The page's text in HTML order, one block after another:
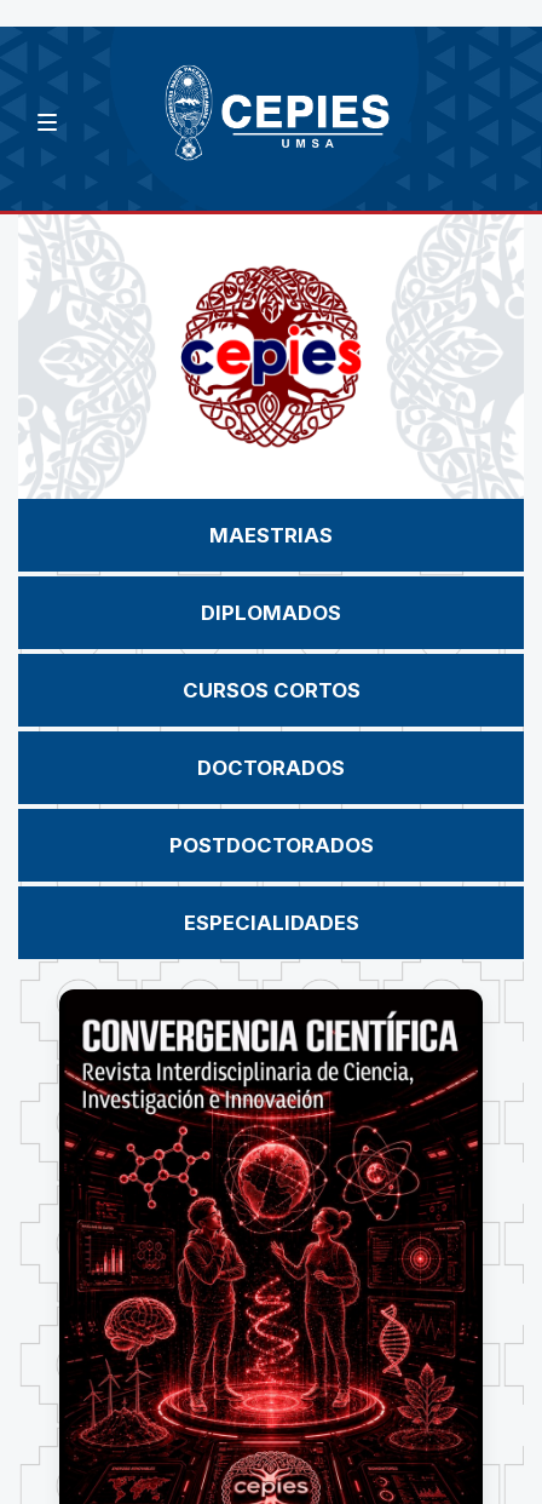
MAESTRIAS
DIPLOMADOS
CURSOS CORTOS
DOCTORADOS
POSTDOCTORADOS
ESPECIALIDADES